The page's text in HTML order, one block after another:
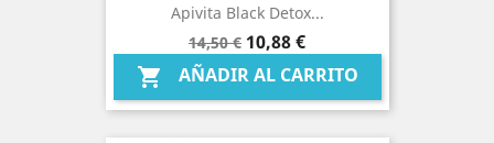
Apivita Black Detox...
Precio
base
14,50 € Precio
10,88 €
 AÑADIR AL CARRITO